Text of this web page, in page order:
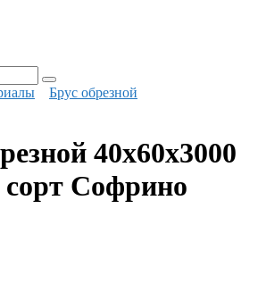
Брус обрезной
40х60х3000
Софрино